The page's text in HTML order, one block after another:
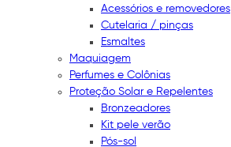
Acessórios e removedores
Cutelaria / pinças
Esmaltes
Maquiagem
Perfumes e Colônias
Proteção Solar e Repelentes
Bronzeadores
Kit pele verão
Pós-sol